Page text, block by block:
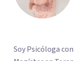
Soy Psicóloga